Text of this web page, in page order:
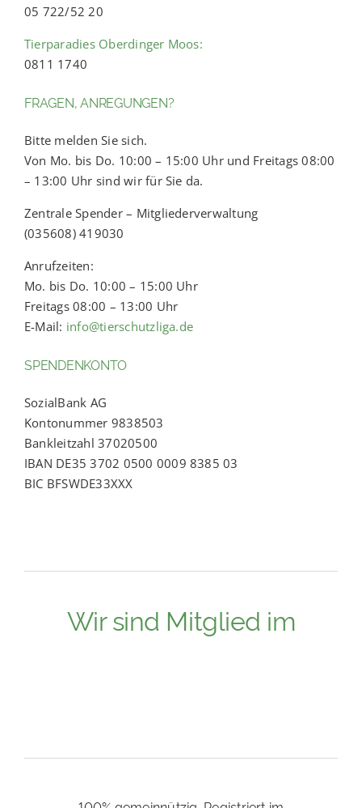
05 722/52 20
Tierparadies Oberdinger Moos:
0811 1740
FRAGEN, ANREGUNGEN?
Bitte melden Sie sich.
Von Mo. bis Do. 10:00 – 15:00 Uhr und Freitags 08:00
– 13:00 Uhr sind wir für Sie da.
Zentrale Spender – Mitgliederverwaltung
(035608) 419030
Anrufzeiten:
Mo. bis Do. 10:00 – 15:00 Uhr
Freitags 08:00 – 13:00 Uhr
E-Mail: info@tierschutzliga.de
SPENDENKONTO
SozialBank AG
Kontonummer 9838503
Bankleitzahl 37020500
IBAN DE35 3702 0500 0009 8385 03
BIC BFSWDE33XXX
Wir sind Mitglied im